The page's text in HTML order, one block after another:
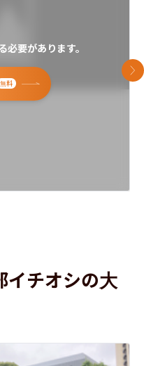
要があります。
無料
次
イチオシの大